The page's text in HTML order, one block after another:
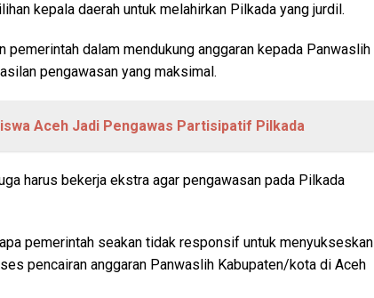
kepala daerah untuk melahirkan Pilkada yang jurdil.
pemerintah dalam mendukung anggaran kepada Panwaslih
pengawasan yang maksimal.
Aceh Jadi Pengawas Partisipatif Pilkada
harus bekerja ekstra agar pengawasan pada Pilkada
pemerintah seakan tidak responsif untuk menyukseskan
pencairan anggaran Panwaslih Kabupaten/kota di Aceh